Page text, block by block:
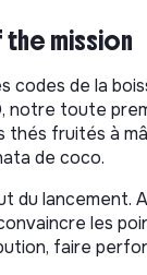
mission
codes de la
notre toute
thés fruités à
de coco.
du lancement.
les
faire